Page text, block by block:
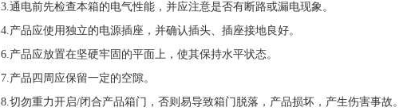
3.通电前先检查本箱的电气性能，并应注意是否有断路或漏电现象。
4.产品应使用独立的电源插座，并确认插头、插座接地良好。
6.产品应放置在坚硬牢固的平面上，使其保持水平状态。
7.产品四周应保留一定的空隙。
8.切勿重力开启/闭合产品箱门，否则易导致箱门脱落，产品损坏，产生伤害事故。